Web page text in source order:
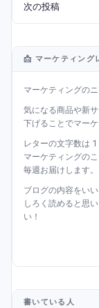
次の投稿
📩 マーケティング
マーケティングの
気になる商品や新
下げることでマー
レターの文字数は
マーケティングの
毎週お届けします。
ブログの内容をい
しろく読めると思
い！
書いている人